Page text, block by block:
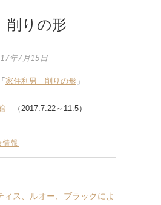
りの形
年7月15日
家住利男 削りの形 」
（2017.7.22～11.5）
情報
ス、ルオー、ブラックによ